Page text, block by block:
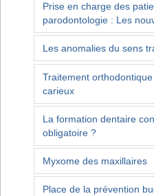
Prise en charge des
parodontologie : Les
Les anomalies du sens
Traitement
carieux
La formation dentaire
obligatoire ?
Myxome des maxillaires
Place de la prévention